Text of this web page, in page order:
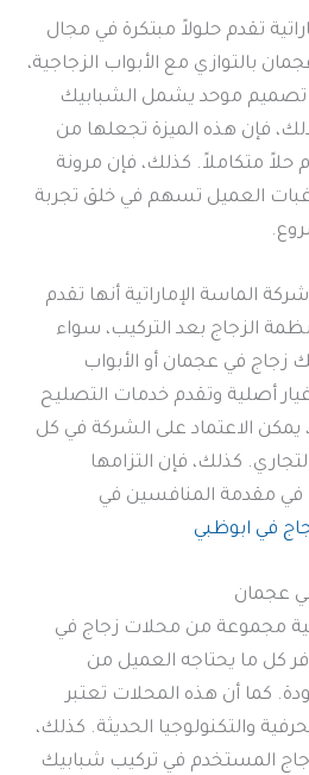
تقدم حلولاً مبتكرة في مجال
بالتوازي مع الأبواب الزجاجية،
موحد يشمل الشبابيك
فإن هذه الميزة تجعلها من
حلاً متكاملاً. كذلك، فإن مرونة
العميل تسهم في خلق تجربة
الماسة الإماراتية أنها تقدم
الزجاج بعد التركيب، سواء
زجاج في عجمان أو الأبواب
أصلية وتقدم خدمات التصليح
يمكن الاعتماد على الشركة في كل
كذلك، فإن التزامها
في مقدمة المنافسين في
في ابوظبي
عجمان
مجموعة من محلات زجاج في
كل ما يحتاجه العميل من
كما أن هذه المحلات تعتبر
والتكنولوجيا الحديثة. كذلك،
المستخدم في تركيب شبابيك